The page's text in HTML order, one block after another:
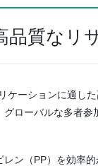
品質なリ
ケーションに適し
ローバルな多者参
ン（PP）を効率